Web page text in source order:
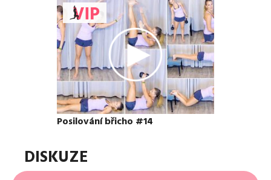
Posilování břicho #14
DISKUZE